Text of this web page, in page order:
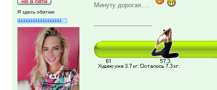
Я здесь обитаю
Минуту дорогая.....